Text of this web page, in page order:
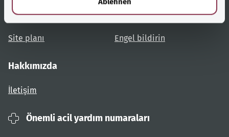
Kullanıcı talimatları
Site planı
Engelsiz erişim
Engel bildirin
Hakkımızda
İletişim
Önemli acil yardım numaraları